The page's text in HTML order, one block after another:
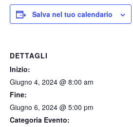
Salva nel tuo calendario
DETTAGLI
Inizio:
Giugno 4, 2024 @ 8:00 am
Fine:
Giugno 6, 2024 @ 5:00 pm
Categoria Evento: